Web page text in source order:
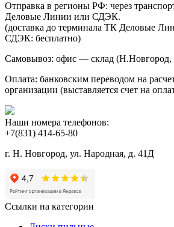
Отправка в регионы РФ: через
Деловые Линии или СДЭК.
(доставка до терминала ТК Деловые
СДЭК: бесплатно)
Самовывоз: офис — склад (Н.Новгород,
Оплата: банковским переводом на
организации (выставляется счет на
Наши номера телефонов:
+7(831) 414-65-80
г. Н. Новгород, ул. Народная, д. 41Д
Ссылки на категории